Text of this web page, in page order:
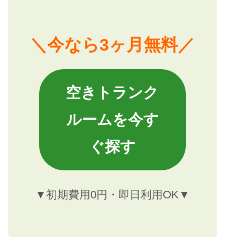
＼今なら3ヶ月無料／
空きトランク
ルームを今す
ぐ探す
▼初期費用0円・即日利用OK▼